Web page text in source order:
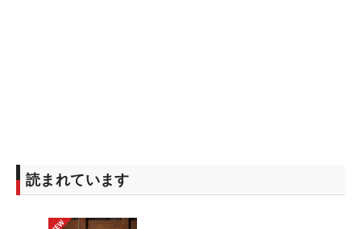
読まれています